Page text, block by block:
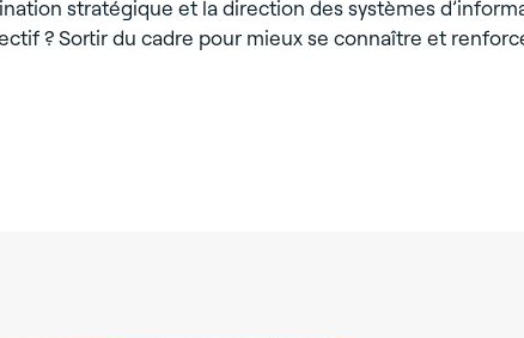
stratégique et la direction des systèmes
? Sortir du cadre pour mieux se connaître et